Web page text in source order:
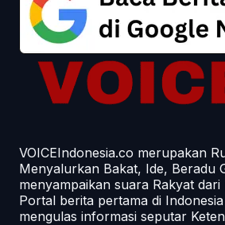
VOICEIndonesia.co merupakan
Menyalurkan Bakat, Ide, Beradu
menyampaikan suara Rakyat
Portal berita pertama di
mengulas informasi seputar